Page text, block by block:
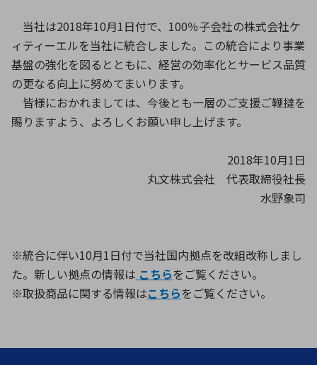
ブログ｜ここから始まる最新技術
レーダ・衛星通信
照射
シミュレーター
半導体・電子部品小ロット
特定用途向け・その他 サービス
医療機器
U
V W
X
Y
Z
検索
当社は2018年10月1日付で、100％子会社の株式会社ケ
ィティーエルを当社に統合しました。この統合により事業
基盤の強化を図るとともに、経営の効率化とサービス品質
の更なる向上に努めてまいります。
皆様におかれましては、今後とも一層のご支援ご鞭撻を
賜りますよう、よろしくお願い申し上げます。
2018年10月1日
丸文株式会社 代表取締役社長
水野象司
※統合に伴い10月1日付で当社国内拠点を改組改称しまし
た。新しい拠点の情報は こちらをご覧ください。
※取扱商品に関する情報はこちらをご覧ください。